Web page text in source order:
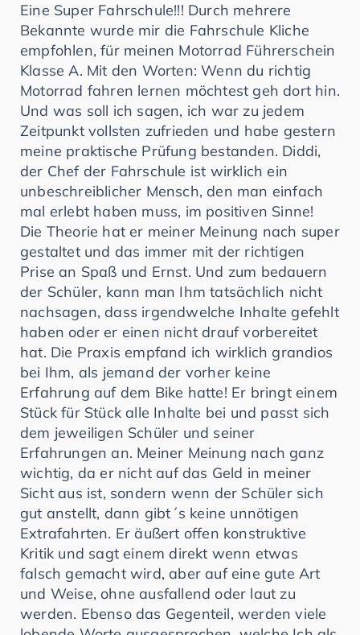
Eine Super Fahrschule!!! Durch mehrere
Bekannte wurde mir die Fahrschule Kliche
empfohlen, für meinen Motorrad Führerschein
Klasse A. Mit den Worten: Wenn du richtig
Motorrad fahren lernen möchtest geh dort hin.
Und was soll ich sagen, ich war zu jedem
Zeitpunkt vollsten zufrieden und habe gestern
meine praktische Prüfung bestanden. Diddi,
der Chef der Fahrschule ist wirklich ein
unbeschreiblicher Mensch, den man einfach
mal erlebt haben muss, im positiven Sinne!
Die Theorie hat er meiner Meinung nach super
gestaltet und das immer mit der richtigen
Prise an Spaß und Ernst. Und zum bedauern
der Schüler, kann man Ihm tatsächlich nicht
nachsagen, dass irgendwelche Inhalte gefehlt
haben oder er einen nicht drauf vorbereitet
hat. Die Praxis empfand ich wirklich grandios
bei Ihm, als jemand der vorher keine
Erfahrung auf dem Bike hatte! Er bringt einem
Stück für Stück alle Inhalte bei und passt sich
dem jeweiligen Schüler und seiner
Erfahrungen an. Meiner Meinung nach ganz
wichtig, da er nicht auf das Geld in meiner
Sicht aus ist, sondern wenn der Schüler sich
gut anstellt, dann gibt´s keine unnötigen
Extrafahrten. Er äußert offen konstruktive
Kritik und sagt einem direkt wenn etwas
falsch gemacht wird, aber auf eine gute Art
und Weise, ohne ausfallend oder laut zu
werden. Ebenso das Gegenteil, werden viele